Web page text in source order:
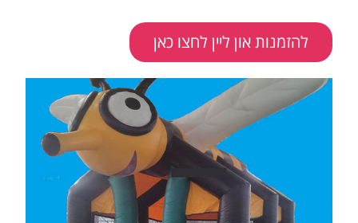
להזמנות און ליין לחצו כאן